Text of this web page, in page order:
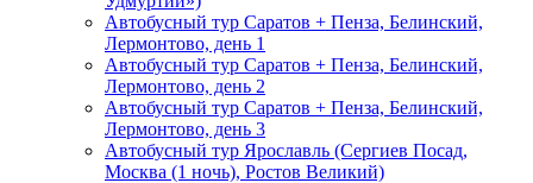
Автобусный тур Саратов + Пенза, Белинский,
Лермонтово, день 1
Автобусный тур Саратов + Пенза, Белинский,
Лермонтово, день 2
Автобусный тур Саратов + Пенза, Белинский,
Лермонтово, день 3
Автобусный тур Ярославль (Сергиев Посад,
Москва (1 ночь), Ростов Великий)